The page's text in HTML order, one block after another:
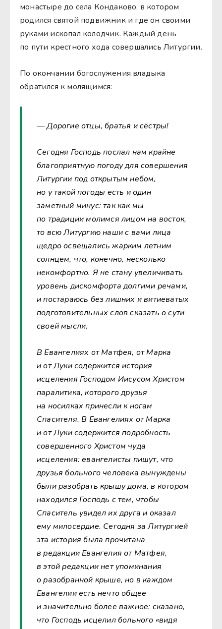
монастыре до села Кондаково, в котором
родился святой подвижник и где он своими
руками ископал колодчик. Каждый день
по пути крестного хода совершались Литургии.
По окончании богослужения владыка
обратился к молящимся:
— Дорогие отцы, братья и сёстры!
Сегодня Господь послал нам крайне
благоприятную погоду для совершения
Литургии под открытым небом,
но у такой погоды есть и один
заметный минус: так как мы
по традиции молимся лицом на восток,
то всю Литургию наши с вами лица
щедро освещались жарким летним
солнцем, что, конечно, несколько
некомфортно. Я не стану увеличивать
уровень дискомфорта долгими речами,
и постараюсь без лишних и витиеватых
подготовительных слов сказать о сути
своей мысли.
В Евангелиях от Матфея, от Марка
и от Луки содержится история
исцеления Господом Иисусом Христом
паралитика, которого друзья
на носилках принесли к ногам
Спасителя. В Евангелиях от Марка
и от Луки содержится подробность
совершенного Христом чуда
исцеления: евангелисты пишут, что
друзья больного человека вынуждены
были разобрать крышу дома, в котором
находился Господь с тем, чтобы
Спаситель увидел их друга и оказал
ему милосердие. Сегодня за Литургией
эта история была прочитана
в редакции Евангелия от Матфея,
в этой редакции нет упоминания
о разобранной крыше, но в каждом
Евангелии есть нечто общее
и значительно более важное: сказано,
что Господь исцелил больного «видя